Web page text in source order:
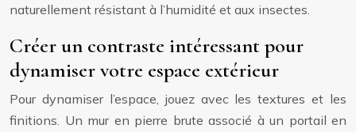
naturellement résistant à l’humidité et aux insectes.
Créer un contraste intéressant pour
dynamiser votre espace extérieur
Pour dynamiser l’espace, jouez avec les textures et les
finitions. Un mur en pierre brute associé à un portail en